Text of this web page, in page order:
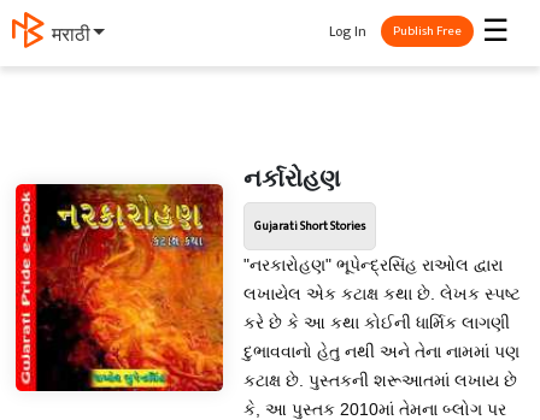
मराठी ☰
Log In Publish Free
નર્કારોહણ
Gujarati Short Stories
"નરકારોહણ" ભૂપેન્દ્રસિંહ રાઓલ દ્વારા
લખાયેલ એક કટાક્ષ કથા છે. લેખક સ્પષ્ટ
કરે છે કે આ કથા કોઈની ધાર્મિક લાગણી
દુભાવવાનો હેતુ નથી અને તેના નામમાં પણ
કટાક્ષ છે. પુસ્તકની શરૂઆતમાં લખાય છે
કે, આ પુસ્તક 2010માં તેમના બ્લોગ પર